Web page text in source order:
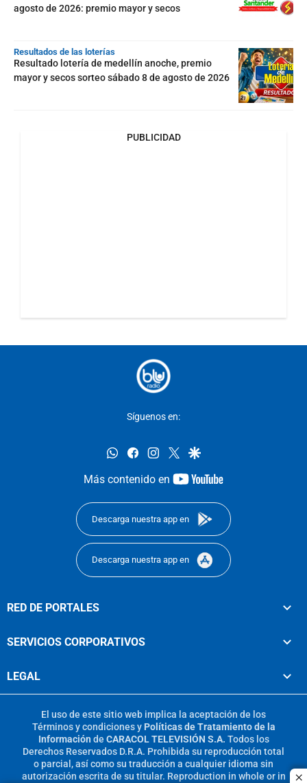
agosto de 2026: premio mayor y secos
Resultados de las loterías
Resultado lotería de medellín anoche, premio
mayor y secos sorteo sábado 8 de agosto de 2026
PUBLICIDAD
Síguenos en:
whatsappfacebookinstagram
twittergoogle
Más contenido en
youtube-
Descarga nuestra app en
Descarga nuestra app en
RED DE PORTALES
SERVICIOS CORPORATIVOS
LEGAL
El uso de este sitio web implica la aceptación de los
Términos y condicionesy Políticas de Tratamiento de la
Información de CARACOL TELEVISIÓN S.A. Todos los
Derechos Reservados D.R.A. Prohibida su reproducción total
o parcial, así como su traducción a cualquier idioma sin
autorización escrita de su titular. Reproduction in whole or in